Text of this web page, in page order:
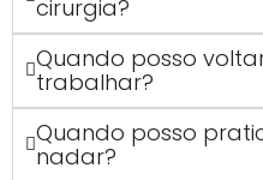
cirurgia?
Quando posso
trabalhar?
Quando posso
nadar?